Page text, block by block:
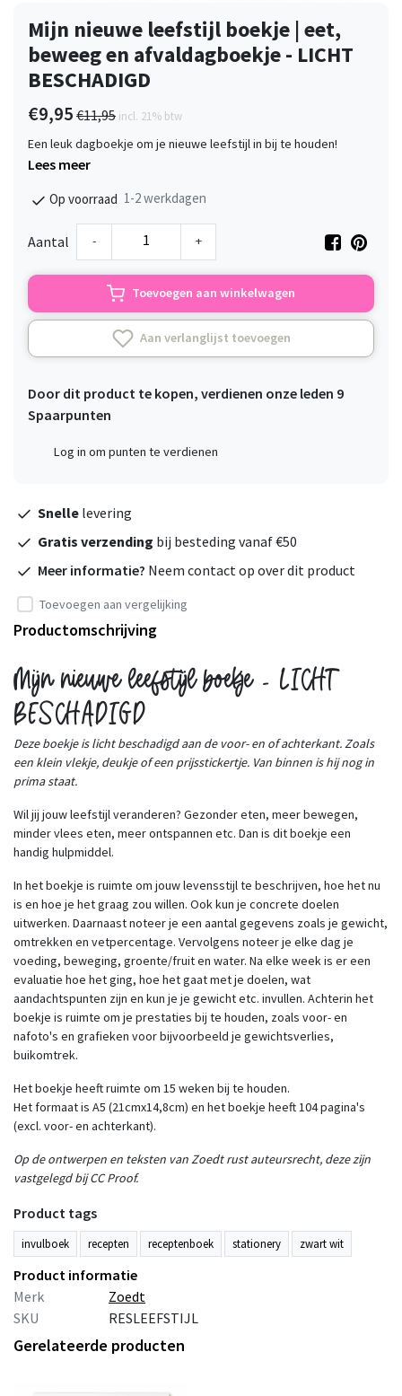
Mijn nieuwe leefstijl boekje | eet,
beweeg en afvaldagboekje - LICHT
BESCHADIGD
€9,95 €11,95 incl. 21% btw
Een leuk dagboekje om je nieuwe leefstijl in bij te houden!
Lees meer
Op voorraad 1-2 werkdagen
Aantal - +
Toevoegen aan winkelwagen
Aan verlanglijst toevoegen
Door dit product te kopen, verdienen onze leden 9
Spaarpunten
Log in om punten te verdienen
Snelle levering
Gratis verzending bij besteding vanaf €50
Meer informatie? Neem contact op over dit product
Toevoegen aan vergelijking
Productomschrijving
Mijn nieuwe leefstijl boekje - LICHT
BESCHADIGD
Deze boekje is licht beschadigd aan de voor- en of achterkant. Zoals
een klein vlekje, deukje of een prijsstickertje. Van binnen is hij nog in
prima staat.
Wil jij jouw leefstijl veranderen? Gezonder eten, meer bewegen,
minder vlees eten, meer ontspannen etc. Dan is dit boekje een
handig hulpmiddel.
In het boekje is ruimte om jouw levensstijl te beschrijven, hoe het nu
is en hoe je het graag zou willen. Ook kun je concrete doelen
uitwerken. Daarnaast noteer je een aantal gegevens zoals je gewicht,
omtrekken en vetpercentage. Vervolgens noteer je elke dag je
voeding, beweging, groente/fruit en water. Na elke week is er een
evaluatie hoe het ging, hoe het gaat met je doelen, wat
aandachtspunten zijn en kun je je gewicht etc. invullen. Achterin het
boekje is ruimte om je prestaties bij te houden, zoals voor- en
nafoto's en grafieken voor bijvoorbeeld je gewichtsverlies,
buikomtrek.
Het boekje heeft ruimte om 15 weken bij te houden.
Het formaat is A5 (21cmx14,8cm) en het boekje heeft 104 pagina's
(excl. voor- en achterkant).
Op de ontwerpen en teksten van Zoedt rust auteursrecht, deze zijn
vastgelegd bij CC Proof.
Product tags
invulboek recepten receptenboek stationery zwart wit
Product informatie
Merk
Zoedt
SKU
RESLEEFSTIJL
Gerelateerde producten